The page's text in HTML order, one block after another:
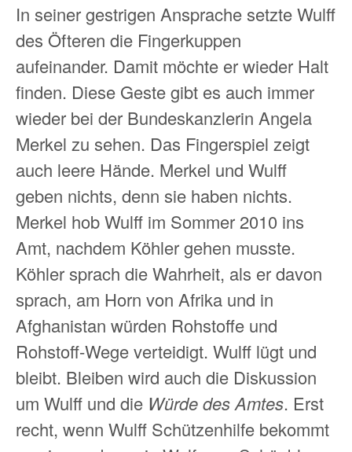
In seiner gestrigen Ansprache setzte Wulff
des Öfteren die Fingerkuppen
aufeinander. Damit möchte er wieder Halt
finden. Diese Geste gibt es auch immer
wieder bei der Bundeskanzlerin Angela
Merkel zu sehen. Das Fingerspiel zeigt
auch leere Hände. Merkel und Wulff
geben nichts, denn sie haben nichts.
Merkel hob Wulff im Sommer 2010 ins
Amt, nachdem Köhler gehen musste.
Köhler sprach die Wahrheit, als er davon
sprach, am Horn von Afrika und in
Afghanistan würden Rohstoffe und
Rohstoff-Wege verteidigt. Wulff lügt und
bleibt. Bleiben wird auch die Diskussion
um Wulff und die Würde des Amtes. Erst
recht, wenn Wulff Schützenhilfe bekommt